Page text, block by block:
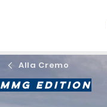
ㅤMMG Editionㅤ
Alla Cremo